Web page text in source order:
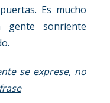
Es mucho
gente sonriente
se exprese, no